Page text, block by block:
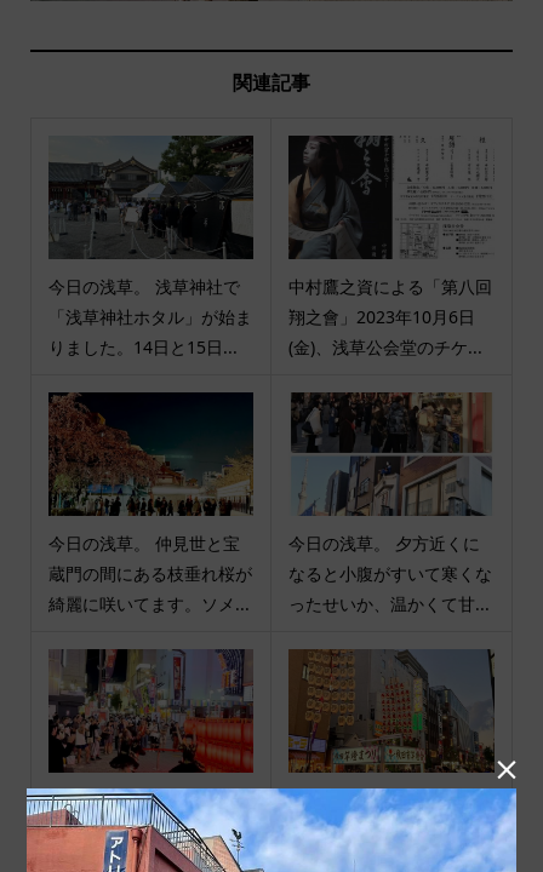
関連記事
今日の浅草。 浅草神社で
「浅草神社ホタル」が始ま
りました。14日と15日...
中村鷹之資による「第八回
翔之會」2023年10月6日
(金)、浅草公会堂のチケ...
今日の浅草。 仲見世と宝
蔵門の間にある枝垂れ桜が
綺麗に咲いてます。ソメ...
今日の浅草。 夕方近くに
なると小腹がすいて寒くな
ったせいか、温かくて甘...
今日の浅草。 浅草夜祭は
盆踊りで盛り上がってまし
た。 海外からの方達も...
今日の浅草。 秋田竿燈浅
草まつりが浅草六区ブロー
ドウェイで盛大に開催さ...
